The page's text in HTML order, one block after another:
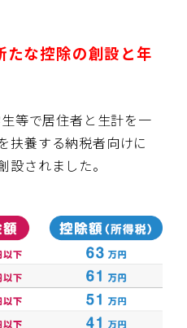
な控除の創設と年
等で居住者と生計を一
扶養する納税者向けに
設されました。